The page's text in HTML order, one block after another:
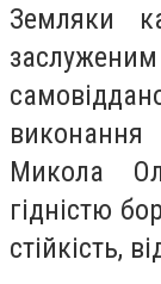
Земляки
Микола
гідністю
стійкість,